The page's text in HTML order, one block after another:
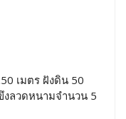
เมตร ฝังดิน 50
งลวดหนามจำนวน 5